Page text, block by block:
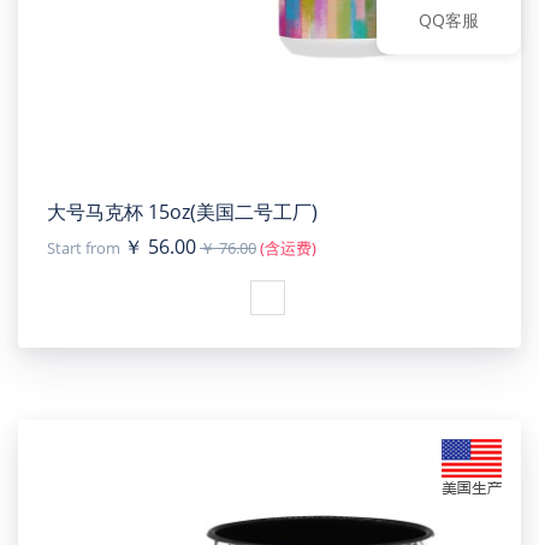
大号马克杯 15oz(美国二号工厂)
Start from ￥ 56.00￥ 76.00(含运费)
QQ客服